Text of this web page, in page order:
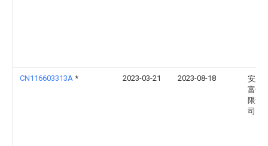
CN116603313A * 2023-03-21 2023-08-18
安庆
富化
限责
司